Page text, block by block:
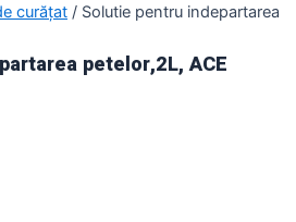
curățat / Solutie pentru indepartarea
petelor,2L, ACE